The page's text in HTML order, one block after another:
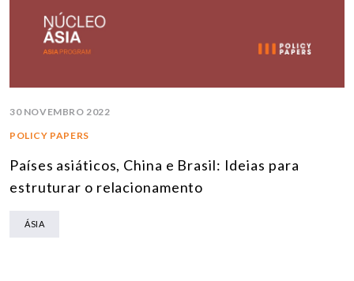
30 NOVEMBRO 2022
POLICY PAPERS
Países asiáticos, China e Brasil: Ideias para
estruturar o relacionamento
ÁSIA